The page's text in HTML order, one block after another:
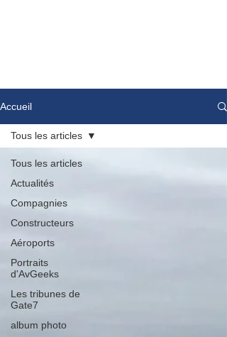
Accueil
Tous les articles
Actualités
Compagnies
Constructeurs
Aéroports
Portraits
d'AvGeeks
Les tribunes de
Gate7
album photo
Tous les articles